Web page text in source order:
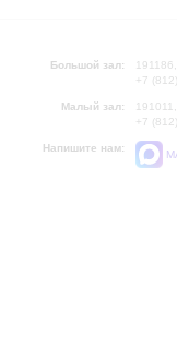
Большой зал:
+7
Малый зал:
+7
Напишите нам: